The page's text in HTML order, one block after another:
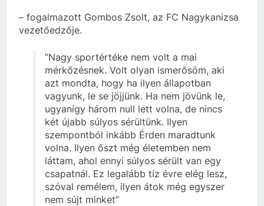
– fogalmazott Gombos Zsolt, az FC Nagykanizsa
vezetőedzője.
“Nagy sportértéke nem volt a mai
mérkőzésnek. Volt olyan ismerősöm, aki
azt mondta, hogy ha ilyen állapotban
vagyunk, le se jöjjünk. Ha nem jövünk le,
ugyanígy három null lett volna, de nincs
két újabb súlyos sérültünk. Ilyen
szempontból inkább Érden maradtunk
volna. Ilyen őszt még életemben nem
láttam, ahol ennyi súlyos sérült van egy
csapatnál. Ez legalább tíz évre elég lesz,
szóval remélem, ilyen átok még egyszer
nem sújt minket”